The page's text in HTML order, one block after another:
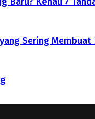
Sering Membuat